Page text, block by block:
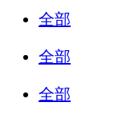
全部
全部
全部